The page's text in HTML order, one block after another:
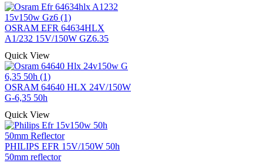
OSRAM EFR 64634HLX
A1/232 15V/150W GZ6.35
Quick View
OSRAM 64640 HLX 24V/150W
G-6,35 50h
Quick View
PHILIPS EFR 15V/150W 50h
50mm reflector